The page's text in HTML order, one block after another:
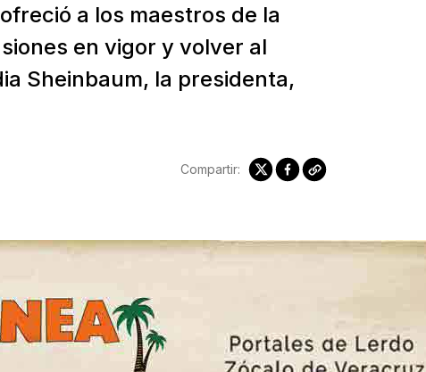
a los maestros de la
en vigor y volver al
Sheinbaum, la presidenta,
Compartir: